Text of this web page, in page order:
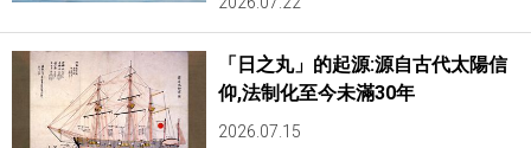
「日之丸」的起源:源自古代太陽信
仰,法制化至今未滿30年
2026.07.15